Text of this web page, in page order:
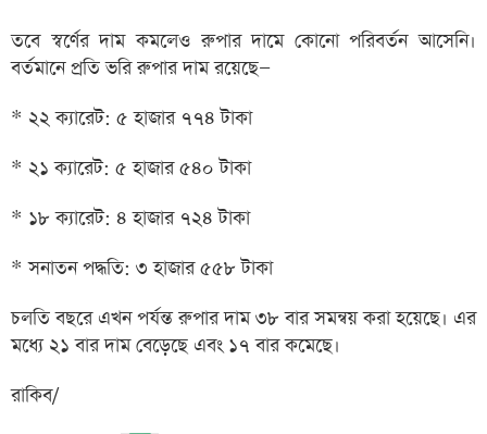
তবে স্বর্ণের দাম কমলেও রুপার দামে কোনো পরিবর্তন আসেনি।
বর্তমানে প্রতি ভরি রুপার দাম রয়েছে—
* ২২ ক্যারেট: ৫ হাজার ৭৭৪ টাকা
* ২১ ক্যারেট: ৫ হাজার ৫৪০ টাকা
* ১৮ ক্যারেট: ৪ হাজার ৭২৪ টাকা
* সনাতন পদ্ধতি: ৩ হাজার ৫৫৮ টাকা
চলতি বছরে এখন পর্যন্ত রুপার দাম ৩৮ বার সমন্বয় করা হয়েছে। এর
মধ্যে ২১ বার দাম বেড়েছে এবং ১৭ বার কমেছে।
রাকিব/